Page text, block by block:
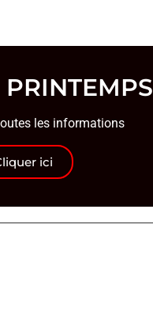
les informations
ici